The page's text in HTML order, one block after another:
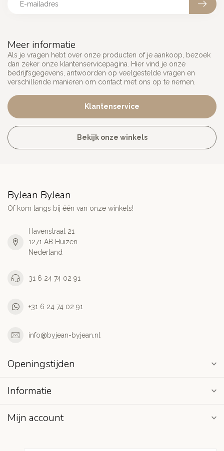
Meer informatie
Als je vragen hebt over onze producten of je aankoop, bezoek
dan zeker onze klantenservicepagina. Hier vind je onze
bedrijfsgegevens, antwoorden op veelgestelde vragen en
verschillende manieren om contact met ons op te nemen.
Klantenservice
Bekijk onze winkels
ByJean ByJean
Of kom langs bij één van onze winkels!
Havenstraat 21
1271 AB Huizen
Nederland
31 6 24 74 02 91
+31 6 24 74 02 91
info@byjean-byjean.nl
Openingstijden
Informatie
Mijn account